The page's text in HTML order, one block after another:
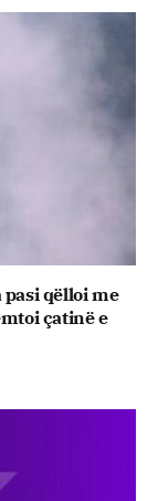
qëlloi me
çatinë e